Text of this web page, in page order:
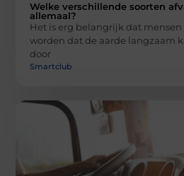
Welke verschillende soorten
allemaal?
Het is erg belangrijk dat
worden dat de aarde langzaam
door
Smartclub